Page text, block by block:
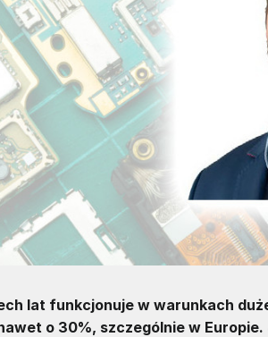
lat funkcjonuje w warunkach
o 30%, szczególnie w